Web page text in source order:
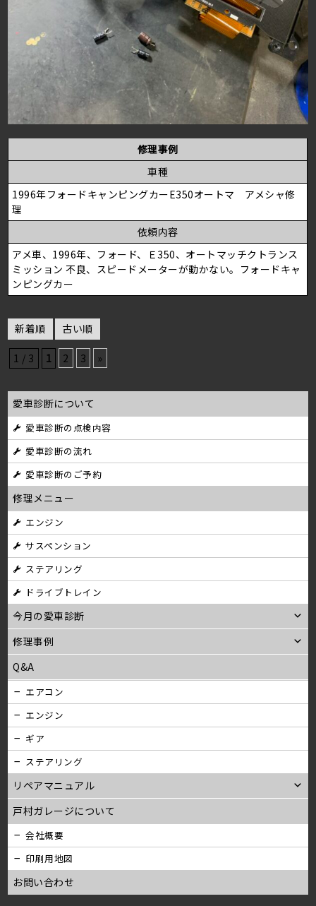
修理事例
車種
1996年フォードキャンピングカーE350オートマ アメシャ修
理
依頼内容
アメ車、1996年、フォード、Ｅ350、オートマッチクトランス
ミッション 不良、スピードメーターが動かない。フォードキャ
ンピングカー
新着順 古い順
1 / 3 1 2 3 »
愛車診断について
愛車診断の点検内容
愛車診断の流れ
愛車診断のご予約
修理メニュー
エンジン
サスペンション
ステアリング
ドライブトレイン
今月の愛車診断
修理事例
Q&A
エアコン
エンジン
ギア
ステアリング
リペアマニュアル
戸村ガレージについて
会社概要
印刷用地図
お問い合わせ